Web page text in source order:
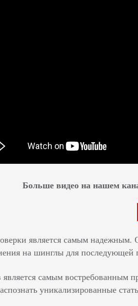
Больше видео на нашем
является самым
на шинглы для последующей
самым востребованным
уникализированные